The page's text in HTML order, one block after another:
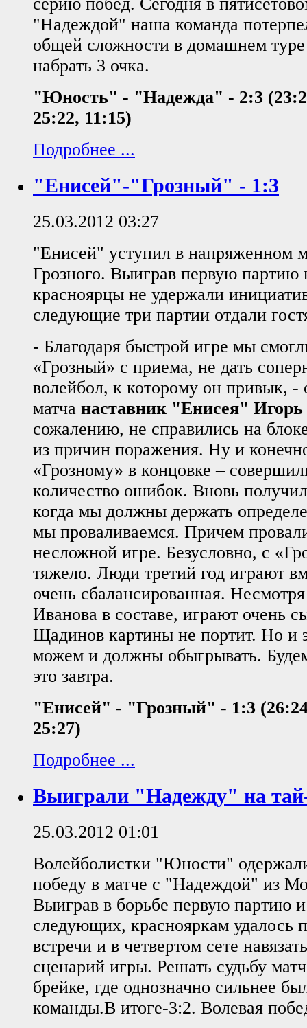
"Надеждой" наша команда
общей сложности в домашнем
набрать 3 очка.
"Юность" - "Надежда" - 2:3
25:22, 11:15)
Подробнее ...
"Енисей"-"Грозный" - 1:3
25.03.2012 03:27
"Енисей" уступил в напряженном
Грозного. Выиграв первую
красноярцы не удержали
следующие три партии отдали
- Благодаря быстрой игре мы
«Грозный» с приема, не дать
волейбол, к которому он привык, -
матча наставник "Енисея" Игорь
сожалению, не справились на
из причин поражения. Ну и
«Грозному» в концовке –
количество ошибок. Вновь
когда мы должны держать
мы проваливаемся. Причем
несложной игре. Безусловно, с
тяжело. Люди третий год играют
очень сбалансированная.
Иванова в составе, играют очень
Щадинов картины не портит. Но и
можем и должны обыгрывать. Будем
это завтра.
"Енисей" - "Грозный" - 1:3
25:27)
Подробнее ...
Выиграли "Надежду" на
25.03.2012 01:01
Волейболистки "Юности"
победу в матче с "Надеждой" из
Выиграв в борьбе первую партию
следующих, краснояркам удалось
встречи и в четвертом сете
сценарий игры. Решать судьбу
брейке, где однозначно сильнее
команды.В итоге-3:2. Волевая